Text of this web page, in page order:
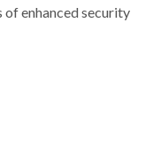
of enhanced security